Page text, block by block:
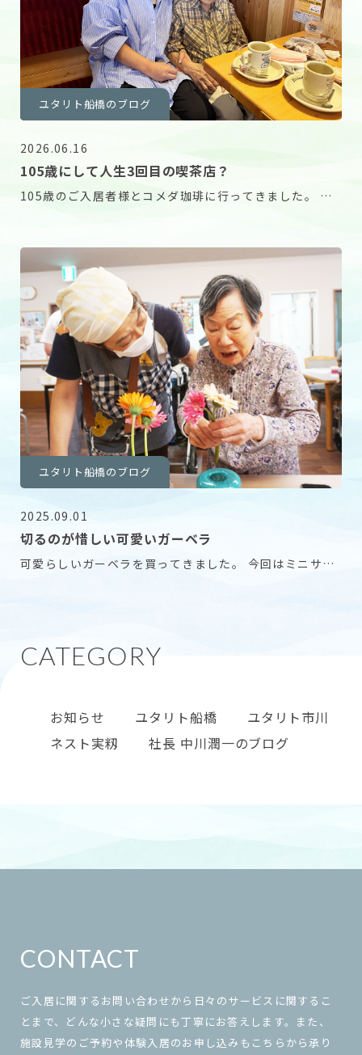
ユタリト船橋のブログ
2026.06.16
105歳にして人生3回目の喫茶店？
105歳のご入居者様とコメダ珈琲に行ってきました。 な
ユタリト船橋のブログ
2025.09.01
切るのが惜しい可愛いガーベラ
可愛らしいガーベラを買ってきました。 今回はミニサイ
お知らせ ユタリト船橋
ユタリト市川
ネスト実籾
社長 中川潤一のブログ
CONTACT
ご入居に関するお問い合わせから日々のサービスに関するこ
とまで、どんな小さな疑問にも丁寧にお答えします。また、
施設見学のご予約や体験入居のお申し込みもこちらから承り